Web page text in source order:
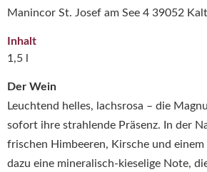
Der Wein
Leuchtend helles, lachsrosa – die
sofort ihre strahlende Präsenz. In der
frischen Himbeeren, Kirsche und
dazu eine mineralisch-kieselige Note,
Manincor St. Josef am See 4 39052
Inhalt
1,5 l